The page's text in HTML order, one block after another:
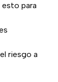
para
riesgo a